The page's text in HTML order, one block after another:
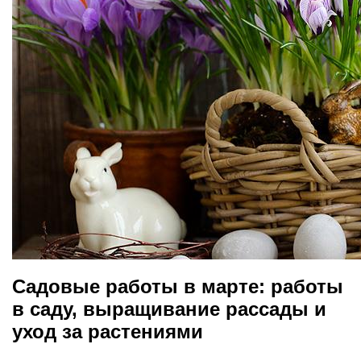
Садовые работы в марте: работы
в саду, выращивание рассады и
уход за растениями